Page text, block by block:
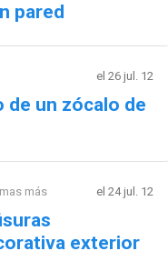
pared
el 26 jul. 12
de un zócalo de
más el 24 jul. 12
exterior